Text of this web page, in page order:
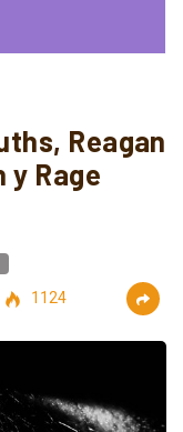
Reagan
y Rage
1124